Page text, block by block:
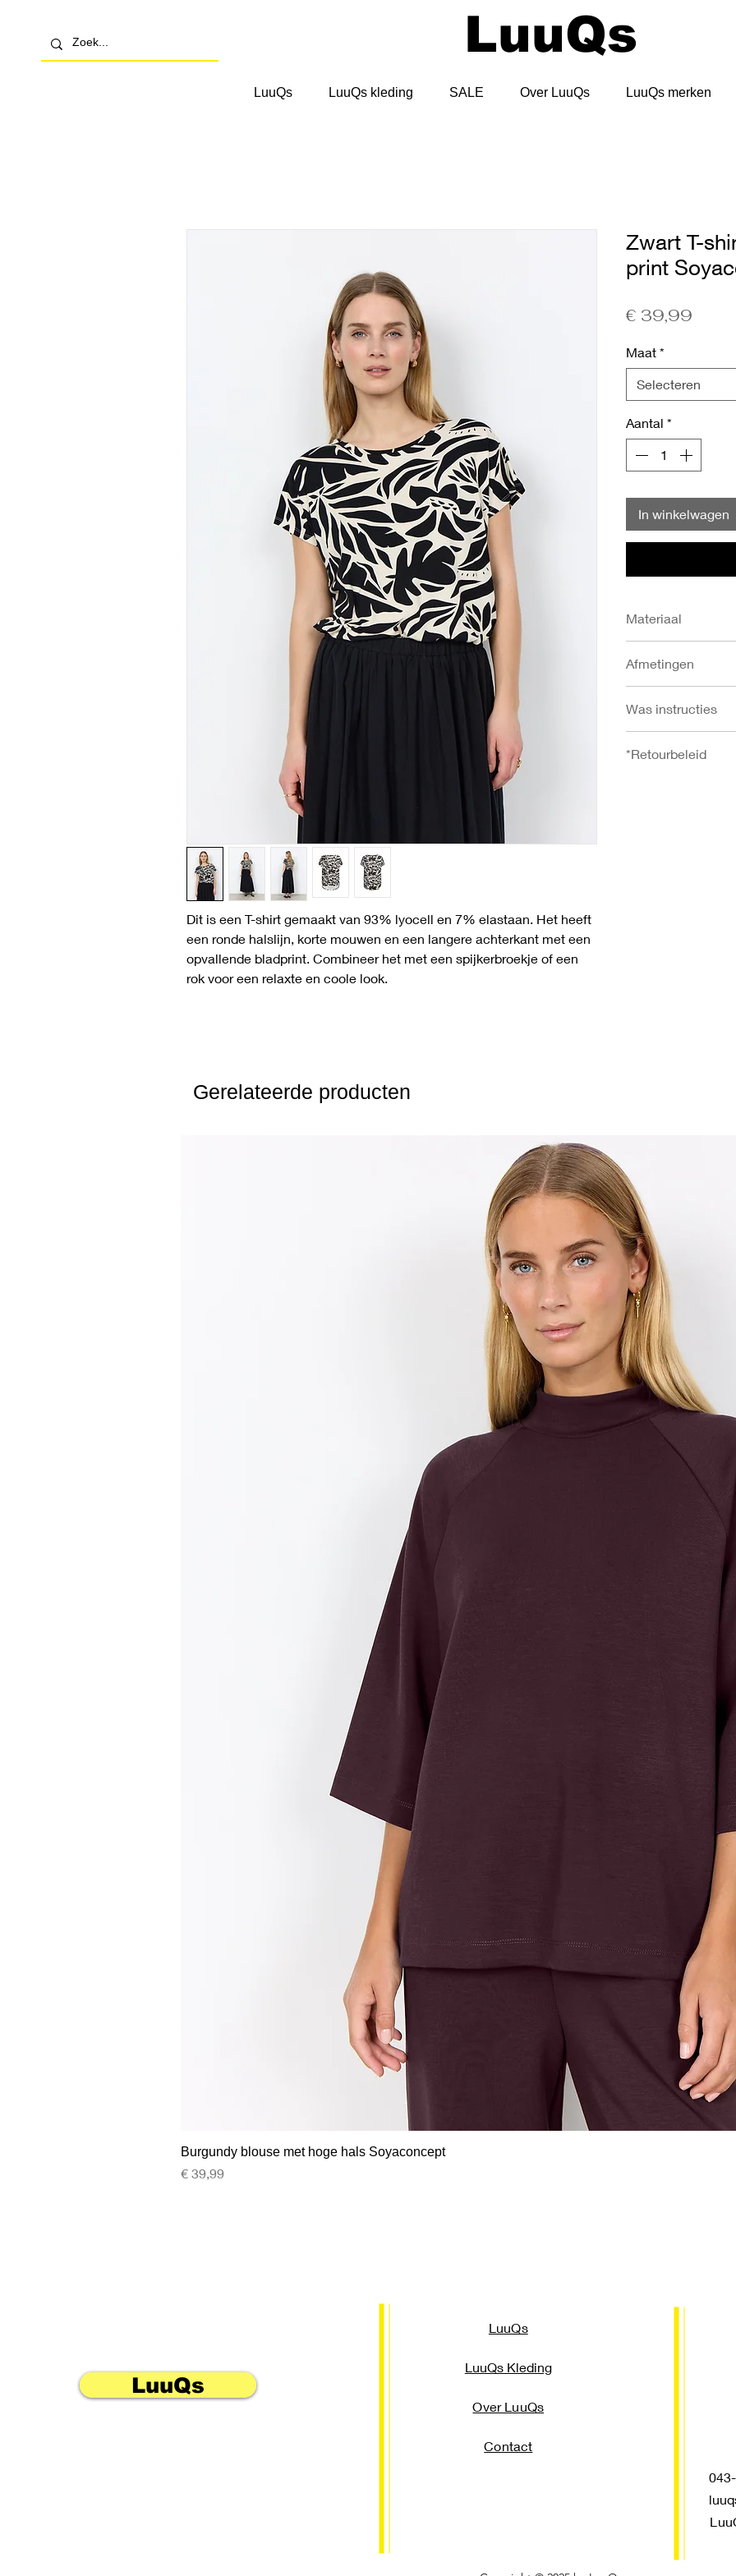
LuuQs
LuuQs LuuQs kleding SALE Over LuuQs LuuQs merken
Dit is een T-shirt gemaakt van 93% lyocell en 7% elastaan. Het heeft
een ronde halslijn, korte mouwen en een langere achterkant met een
opvallende bladprint. Combineer het met een spijkerbroekje of een
rok voor een relaxte en coole look.
Zwart T-
print
€ 39,99
Maat *
Selecteren
Aantal *
In winkelwagen
Materiaal
- 7% Elastaan
Afmetingen
67
- Lengte achterkant
- Borstomvang in
Was instructies
droogtrommel,
*Retourbeleid
Gerelateerde producten
Burgundy blouse met hoge hals Soyaconcept
Prijs
€ 39,99
LuuQs
LuuQs
LuuQs Kleding
Over LuuQs
Contact
043-